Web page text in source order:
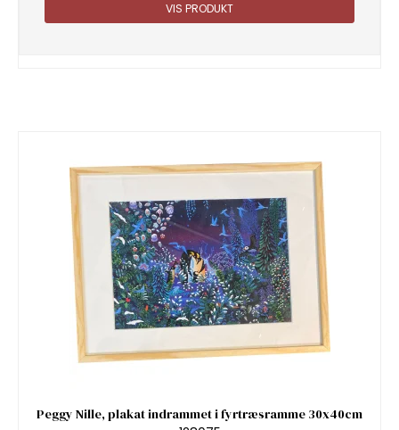
VIS PRODUKT
Peggy Nille, plakat indrammet i fyrtræsramme 30x40cm